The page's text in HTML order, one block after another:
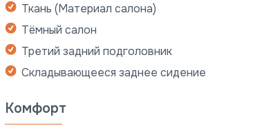
Ткань (Материал салона)
Тёмный салон
Третий задний подголовник
Складывающееся заднее сидение
Комфорт